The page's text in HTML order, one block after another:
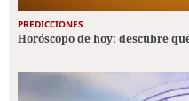
PREDICCIONES
Horóscopo de hoy: descubre